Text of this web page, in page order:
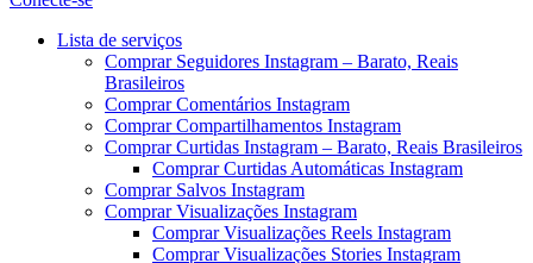
Menu
Lista de serviços
Comprar Seguidores Instagram – Barato, Reais
Brasileiros
Comprar Comentários Instagram
Comprar Compartilhamentos Instagram
Comprar Curtidas Instagram – Barato, Reais Brasileiros
Comprar Curtidas Automáticas Instagram
Comprar Salvos Instagram
Comprar Visualizações Instagram
Comprar Visualizações Reels Instagram
Comprar Visualizações Stories Instagram